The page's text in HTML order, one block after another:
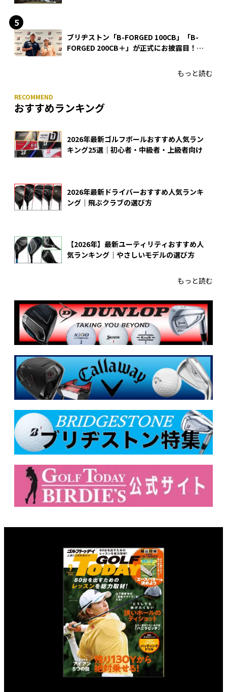
ブリヂストン「B-FORGED 100CB」「B-
FORGED 200CB＋」が正式にお披露目！
もっと読む
おすすめランキング
2026年最新ゴルフボールおすすめ人気ラン
キング25選｜初心者・中級者・上級者向け
2026年最新ドライバーおすすめ人気ランキ
ング｜飛ぶクラブの選び方
【2026年】最新ユーティリティおすすめ人
気ランキング｜やさしいモデルの選び方
もっと読む